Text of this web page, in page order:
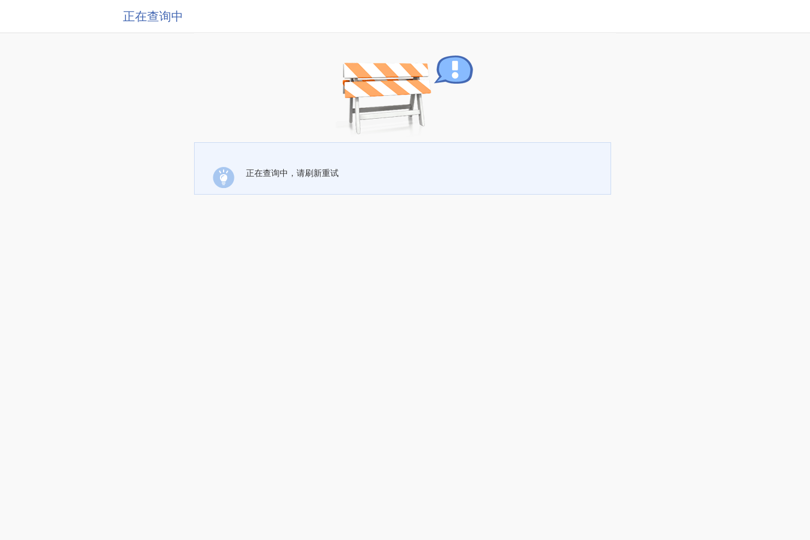
正在查询中
正在查询中，请刷新重试